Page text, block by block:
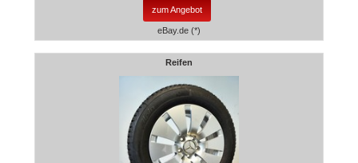
zum Angebot
eBay.de (*)
Reifen